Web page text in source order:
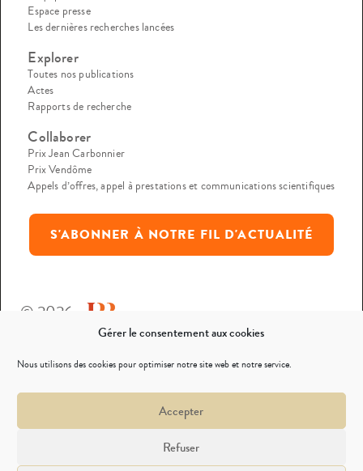
Gérer le consentement aux cookies
Nous utilisons des cookies pour optimiser notre site web et notre service.
Accepter
Refuser
Espace presse
Les dernières recherches lancées
Explorer
Toutes nos publications
Actes
Rapports de recherche
Collaborer
Prix Jean Carbonnier
Prix Vendôme
Appels d’offres, appel à prestations et communications scientifiques
S'ABONNER À NOTRE FIL D'ACTUALITÉ
© 2026